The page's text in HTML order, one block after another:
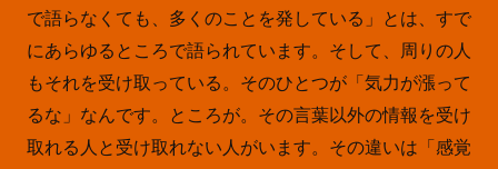
で語らなくても、多くのことを発している」とは、すで
にあらゆるところで語られています。そして、周りの人
もそれを受け取っている。そのひとつが「気力が漲って
るな」なんです。ところが。その言葉以外の情報を受け
取れる人と受け取れない人がいます。その違いは「感覚